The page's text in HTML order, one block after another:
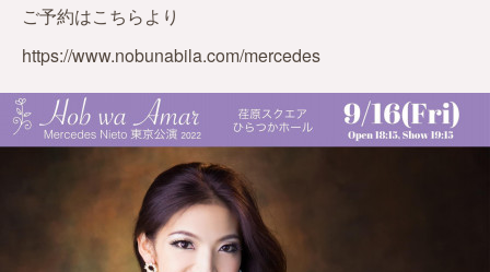
ご予約はこちらより
https://www.nobunabila.com/mercedes